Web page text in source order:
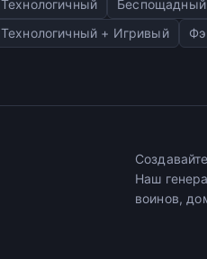
Технологичный Беспощадный
Технологичный + Игривый
Наш
воинов,